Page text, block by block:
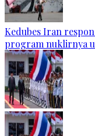
Kedubes Iran
program nuklirnya